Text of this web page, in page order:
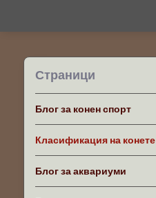
Страници
Блог за конен спорт
Класификация на конете
Блог за аквариуми